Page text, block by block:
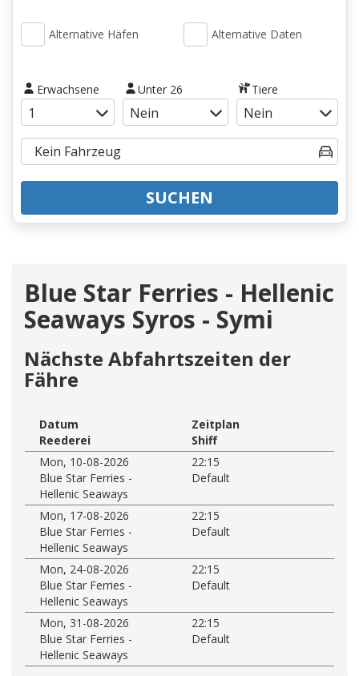
Alternative Häfen Alternative Daten
Erwachsene Unter 26 Tiere
SUCHEN
Blue Star Ferries - Hellenic
Seaways Syros - Symi
Nächste Abfahrtszeiten der
Fähre
Datum
Zeitplan
Reederei
Shiff
Mon, 10-08-2026
22:15
Blue Star Ferries -
Hellenic Seaways
Default
Mon, 17-08-2026
22:15
Blue Star Ferries -
Hellenic Seaways
Default
Mon, 24-08-2026
22:15
Blue Star Ferries -
Hellenic Seaways
Default
Mon, 31-08-2026
22:15
Blue Star Ferries -
Hellenic Seaways
Default